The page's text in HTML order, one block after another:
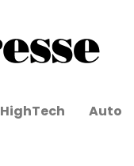
HighTech Auto